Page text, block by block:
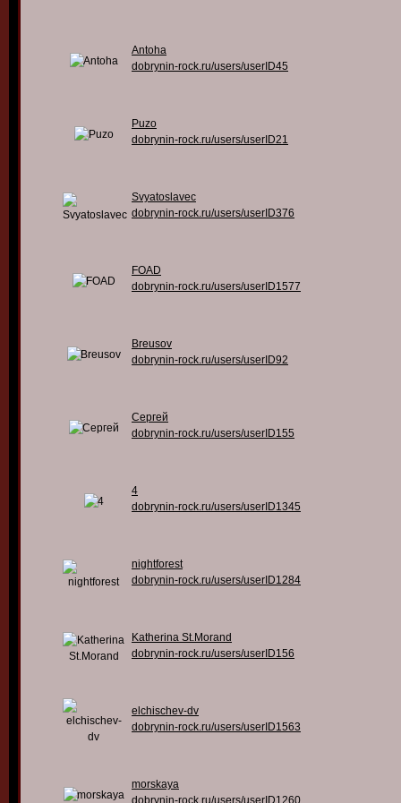
Antoha
dobrynin-rock.ru/users/userID45
Puzo
dobrynin-rock.ru/users/userID21
Svyatoslavec
dobrynin-rock.ru/users/userID376
FOAD
dobrynin-rock.ru/users/userID1577
Breusov
dobrynin-rock.ru/users/userID92
Сергей
dobrynin-rock.ru/users/userID155
4
dobrynin-rock.ru/users/userID1345
nightforest
dobrynin-rock.ru/users/userID1284
Katherina St.Morand
dobrynin-rock.ru/users/userID156
elchischev-dv
dobrynin-rock.ru/users/userID1563
morskaya
dobrynin-rock.ru/users/userID1260